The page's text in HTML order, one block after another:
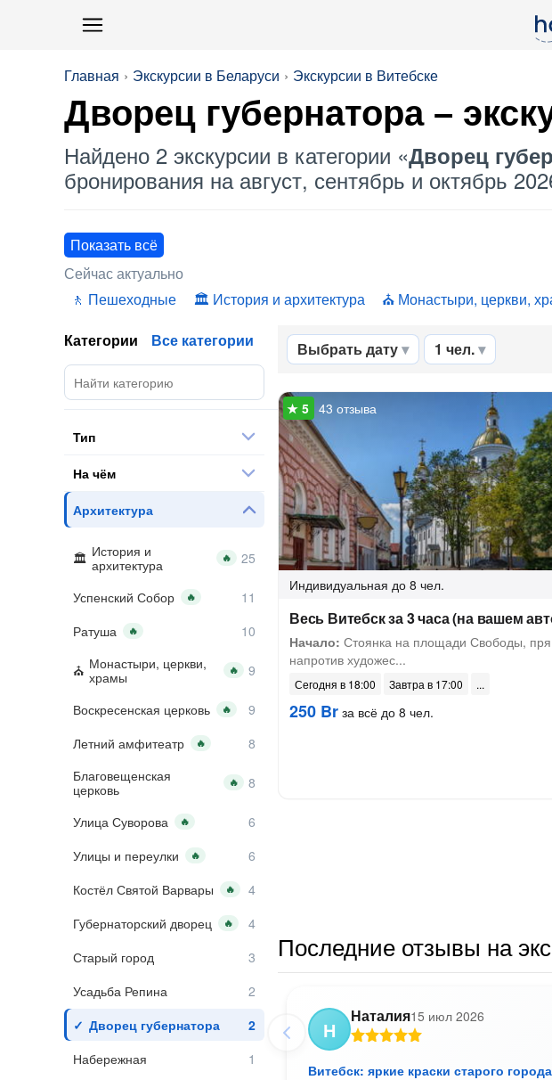
Главная Экскурсии в Беларуси Экскурсии в Витебске
Дворец губернатора–
Найдено 2 экскурсии в категории «Дворец
бронирования на август, сентябрь и октябрь
Показать всё
Сейчас актуально
Пешеходные
История и архитектура Монастыри, церкви,
Выбрать дату 1 чел.
43 отзыва
Индивидуальная до 8 чел.
Весь Витебск за 3 часа (на вашем
Начало: Стоянка на площади Свободы,
напротив художес...
Сегодня в 18:00 Завтра в 17:00
250 Br за всё до 8 чел.
Последние отзывы на
Н
Наталия15 июл 2026
Витебск: яркие краски старого города
Категории Все категории
Тип
На чём
Архитектура
История и
архитектура
🔥
Успенский Собор 🔥
Ратуша 🔥
Монастыри, церкви,
храмы
🔥
Воскресенская церковь 🔥
Летний амфитеатр 🔥
Благовещенская
церковь
🔥
Улица Суворова 🔥
Улицы и переулки 🔥
Костёл Святой Варвары 🔥
Губернаторский дворец 🔥
Старый город
Усадьба Репина
Дворец губернатора
Набережная